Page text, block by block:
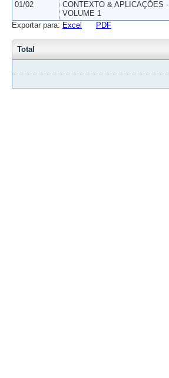
01/02
CONTEXTO & APLICAÇÕES -
VOLUME 1
Exportar para: Excel PDF
Total